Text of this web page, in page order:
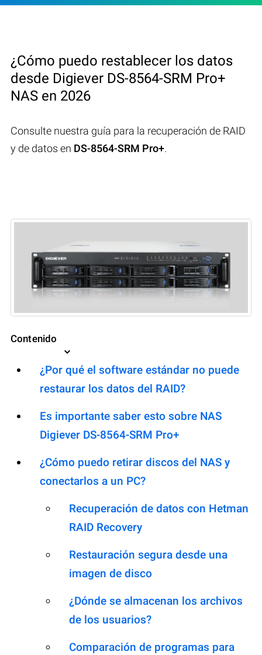
¿Cómo puedo restablecer los datos
desde Digiever DS-8564-SRM Pro+
NAS en 2026
Consulte nuestra guía para la recuperación de RAID
y de datos en DS-8564-SRM Pro+.
Contenido
¿Por qué el software estándar no puede
restaurar los datos del RAID?
Es importante saber esto sobre NAS
Digiever DS-8564-SRM Pro+
¿Cómo puedo retirar discos del NAS y
conectarlos a un PC?
Recuperación de datos con Hetman
RAID Recovery
Restauración segura desde una
imagen de disco
¿Dónde se almacenan los archivos
de los usuarios?
Comparación de programas para